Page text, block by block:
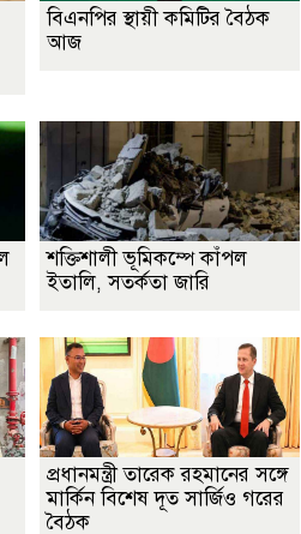
বিএনপির স্থায়ী কমিটির বৈঠক
আজ
শক্তিশালী ভূমিকম্পে কাঁপল
ইতালি, সতর্কতা জারি
প্রধানমন্ত্রী তারেক রহমানের সঙ্গে
মার্কিন বিশেষ দূত সার্জিও গরের
বৈঠক